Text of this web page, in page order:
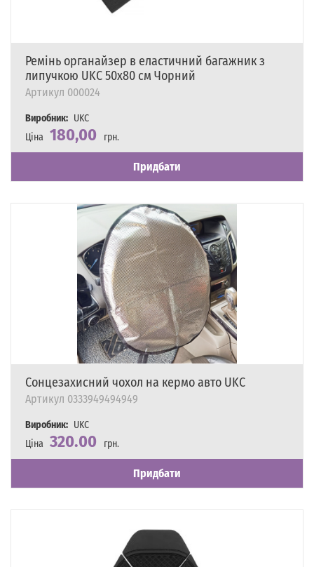
Ремінь органайзер в еластичний багажник з
липучкою UKC 50х80 см Чорний
Артикул 000024
Виробник: UKC
Ціна 180,00
грн.
Наявність
Є в наявності
Придбати
Сонцезахисний чохол на кермо авто UKC
Артикул 0333949494949
Виробник: UKC
Ціна 320.00
грн.
Наявність
Є в наявності
Придбати